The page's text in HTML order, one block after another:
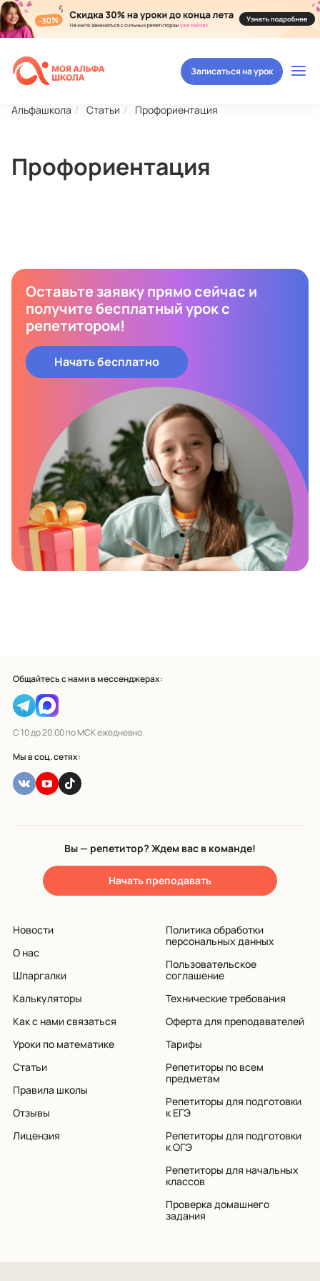
Записаться на урок
Альфашкола Статьи Профориентация
Профориентация
Оставьте заявку прямо сейчас и
получите бесплатный урок с
репетитором!
Начать бесплатно
Общайтесь с нами в мессенджерах:
С 10 до 20.00 по МСК ежедневно
Мы в соц. сетях:
Вы — репетитор? Ждем вас в команде!
Начать преподавать
Новости
О нас
Шпаргалки
Калькуляторы
Как с нами связаться
Уроки по математике
Статьи
Правила школы
Отзывы
Лицензия
Политика обработки
персональных данных
Пользовательское
соглашение
Технические требования
Оферта для преподавателей
Тарифы
Репетиторы по всем
предметам
Репетиторы для подготовки
к ЕГЭ
Репетиторы для подготовки
к ОГЭ
Репетиторы для начальных
классов
Проверка домашнего
задания